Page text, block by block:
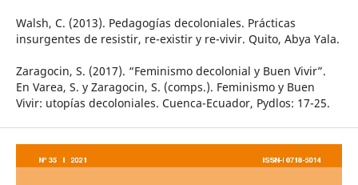
Walsh, C. (2013). Pedagogías decoloniales. Prácticas
insurgentes de resistir, re-existir y re-vivir. Quito, Abya Yala.
Zaragocin, S. (2017). “Feminismo decolonial y Buen Vivir”.
En Varea, S. y Zaragocin, S. (comps.). Feminismo y Buen
Vivir: utopías decoloniales. Cuenca-Ecuador, Pydlos: 17-25.